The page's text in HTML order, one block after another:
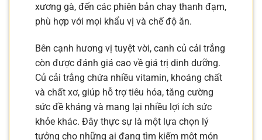
xương gà, đến các phiên bản chay thanh đạm,
phù hợp với mọi khẩu vị và chế độ ăn.
Bên cạnh hương vị tuyệt vời, canh củ cải trắng
còn được đánh giá cao về giá trị dinh dưỡng.
Củ cải trắng chứa nhiều vitamin, khoáng chất
và chất xơ, giúp hỗ trợ tiêu hóa, tăng cường
sức đề kháng và mang lại nhiều lợi ích sức
khỏe khác. Đây thực sự là một lựa chọn lý
tưởng cho những ai đang tìm kiếm một món